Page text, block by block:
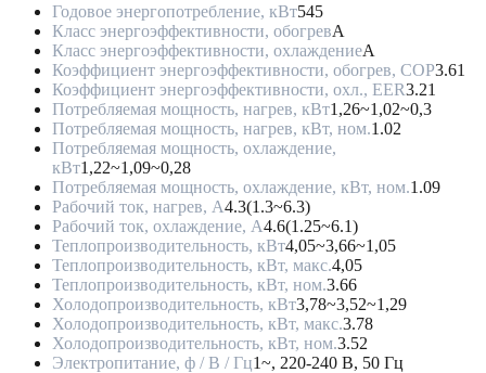
Годовое энергопотребление, кВт545
Класс энергоэффективности, обогревA
Класс энергоэффективности, охлаждениеA
Коэффициент энергоэффективности, обогрев, COP3.61
Коэффициент энергоэффективности, охл., EER3.21
Потребляемая мощность, нагрев, кВт1,26~1,02~0,3
Потребляемая мощность, нагрев, кВт, ном.1.02
Потребляемая мощность, охлаждение,
кВт1,22~1,09~0,28
Потребляемая мощность, охлаждение, кВт, ном.1.09
Рабочий ток, нагрев, А4.3(1.3~6.3)
Рабочий ток, охлаждение, А4.6(1.25~6.1)
Теплопроизводительность, кВт4,05~3,66~1,05
Теплопроизводительность, кВт, макс.4,05
Теплопроизводительность, кВт, ном.3.66
Холодопроизводительность, кВт3,78~3,52~1,29
Холодопроизводительность, кВт, макс.3.78
Холодопроизводительность, кВт, ном.3.52
Электропитание, ф / В / Гц1~, 220-240 В, 50 Гц